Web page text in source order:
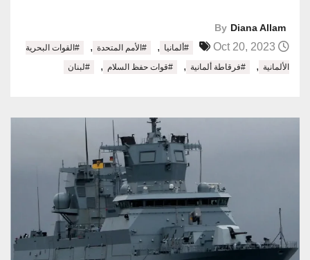
By Diana Allam
#ألمانيا , #الأمم المتحدة ,
#القوات البحرية
الألمانية , #فرقاطة ألمانية , #قوات حفظ السلام , #لبنان